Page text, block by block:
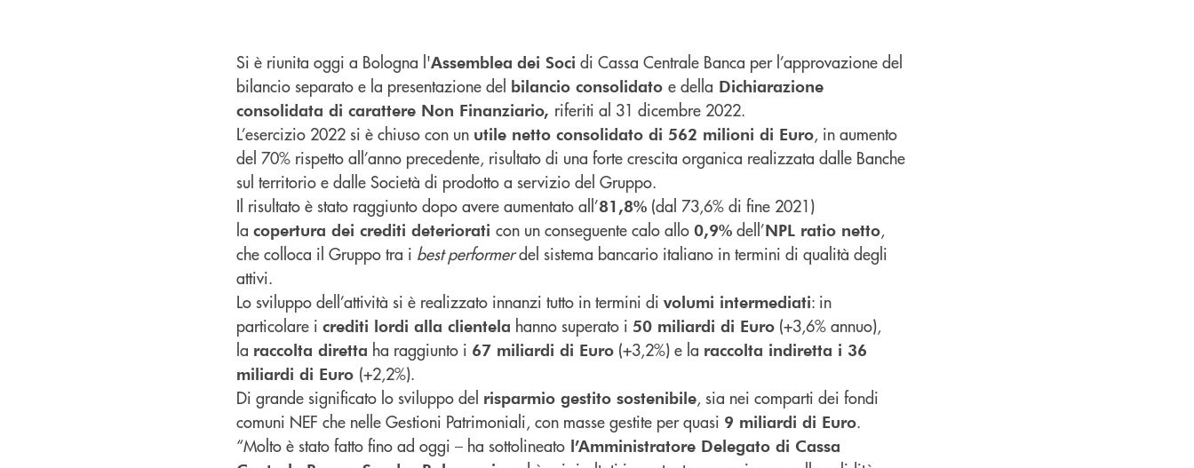
Si è riunita oggi a Bologna l'Assemblea dei Soci di Cassa Centrale Banca per l’approvazione del
bilancio separato e la presentazione del bilancio consolidato e della Dichiarazione
consolidata di carattere Non Finanziario, riferiti al 31 dicembre 2022.
L’esercizio 2022 si è chiuso con un utile netto consolidato di 562 milioni di Euro, in aumento
del 70% rispetto all’anno precedente, risultato di una forte crescita organica realizzata dalle Banche
sul territorio e dalle Società di prodotto a servizio del Gruppo.
Il risultato è stato raggiunto dopo avere aumentato all’81,8% (dal 73,6% di fine 2021)
la copertura dei crediti deteriorati con un conseguente calo allo 0,9% dell’NPL ratio netto,
che colloca il Gruppo tra i best performerdel sistema bancario italiano in termini di qualità degli
attivi.
Lo sviluppo dell’attività si è realizzato innanzi tutto in termini di volumi intermediati: in
particolare i crediti lordi alla clientela hanno superato i 50 miliardi di Euro (+3,6% annuo),
la raccolta diretta ha raggiunto i 67 miliardi di Euro (+3,2%) e la raccolta indiretta i 36
miliardi di Euro (+2,2%).
Di grande significato lo sviluppo del risparmio gestito sostenibile, sia nei comparti dei fondi
comuni NEF che nelle Gestioni Patrimoniali, con masse gestite per quasi 9 miliardi di Euro.
“Molto è stato fatto fino ad oggi – ha sottolineato l’Amministratore Delegato di Cassa